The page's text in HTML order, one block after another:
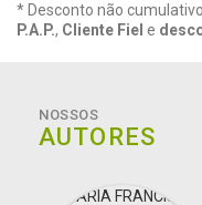
* Desconto não
P.A.P., Cliente Fiel e
NOSSOS
AUTORES